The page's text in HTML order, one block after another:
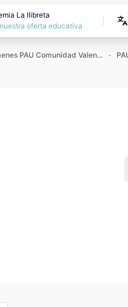
La llibreta
oferta educativa
Exámenes PAU Comunidad Valenciana